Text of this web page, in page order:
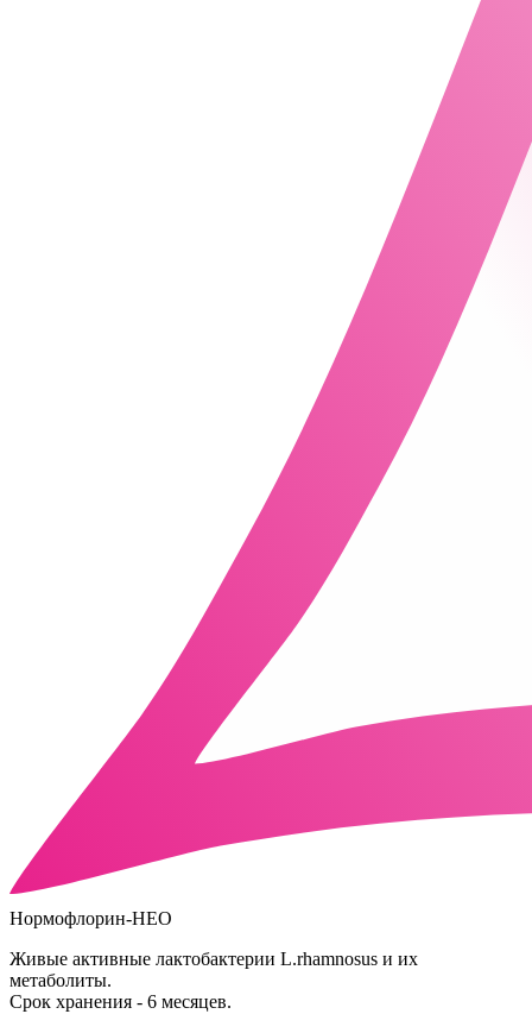
Нормофлорин-НЕО
Живые активные лактобактерии L.rhamnosus и их
метаболиты.
Срок хранения - 6 месяцев.